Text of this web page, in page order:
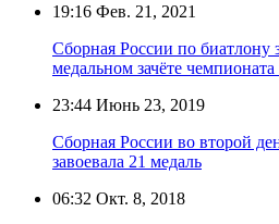
19:16 Фев. 21, 2021
Сборная России по биатлону
медальном зачёте
23:44 Июнь 23, 2019
Сборная России во второй
завоевала 21 медаль
06:32 Окт. 8, 2018